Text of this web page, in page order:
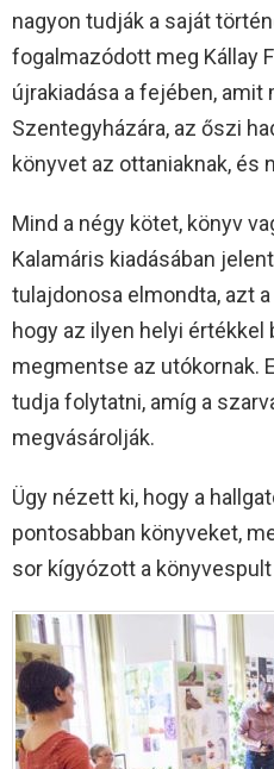
nagyon tudják a saját
fogalmazódott meg Kállay
újrakiadása a fejében,
Szentegyházára, az őszi
könyvet az ottaniaknak, és
Mind a négy kötet, könyv
Kalamáris kiadásában
tulajdonosa elmondta, azt
hogy az ilyen helyi értékkel
megmentse az utókornak.
tudja folytatni, amíg a
megvásárolják.
Ügy nézett ki, hogy a
pontosabban könyveket,
sor kígyózott a